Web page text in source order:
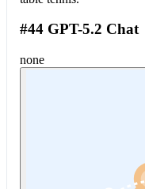
#44 GPT-5.2 Chat
none